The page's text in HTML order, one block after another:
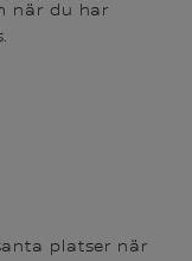
när du har
platser när